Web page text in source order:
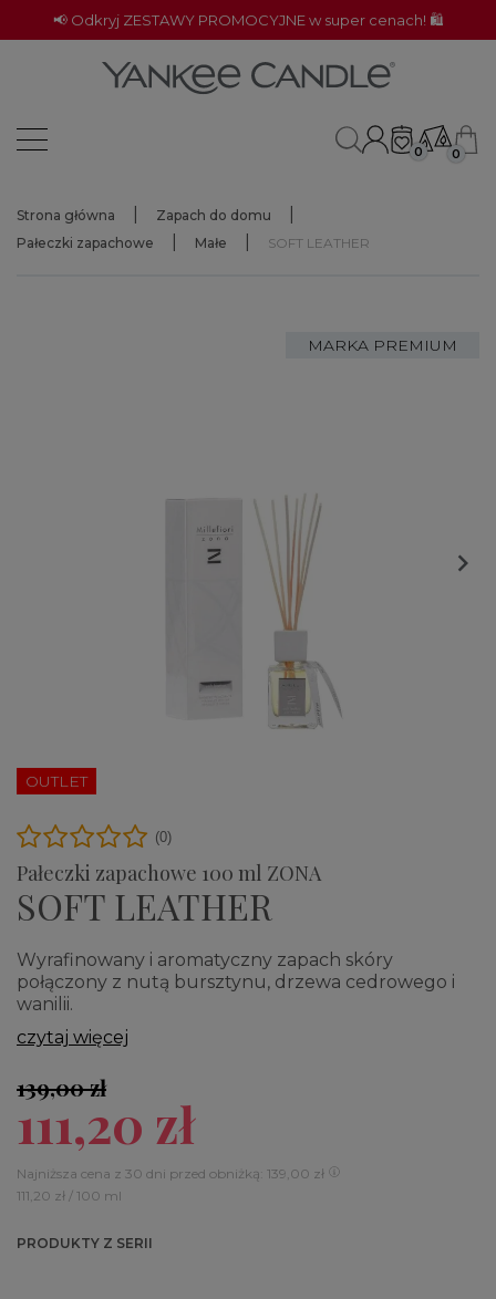
📢 Odkryj ZESTAWY PROMOCYJNE w super cenach! 🛍️
0 0
Strona główna
Zapach do domu
Pałeczki zapachowe
Małe SOFT LEATHER
MARKA PREMIUM

OUTLET
Pałeczki zapachowe 100 ml ZONA
SOFT LEATHER
(0)
Wyrafinowany i aromatyczny zapach skóry
połączony z nutą bursztynu, drzewa cedrowego i
wanilii.
czytaj więcej
139,00 zł
111,20 zł
Najniższa cena z 30 dni przed obniżką: 139,00 zł
111,20 zł / 100 ml
PRODUKTY Z SERII